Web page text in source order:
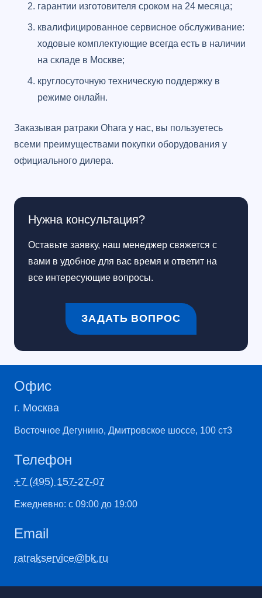
гарантии изготовителя сроком на 24 месяца;
квалифицированное сервисное обслуживание:
ходовые комплектующие всегда есть в наличии
на складе в Москве;
круглосуточную техническую поддержку в
режиме онлайн.
Заказывая ратраки Ohara у нас, вы пользуетесь
всеми преимуществами покупки оборудования у
официального дилера.
Нужна консультация?
Оставьте заявку, наш менеджер свяжется с
вами в удобное для вас время и ответит на
все интересующие вопросы.
ЗАДАТЬ ВОПРОС
Офис
г. Москва
​Восточное Дегунино, Дмитровское шоссе, 100 ст3
Телефон
+7 (495) 157-27-07
Ежедневно: с 09:00 до 19:00
Email
ratrakservice@bk.ru